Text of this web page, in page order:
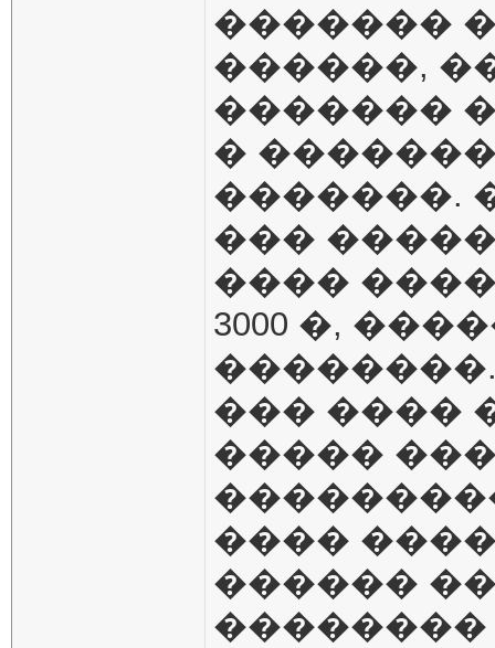
�������
������,
�������
�
�������.
���
����
3000 �,
��� ����
�����
����
������